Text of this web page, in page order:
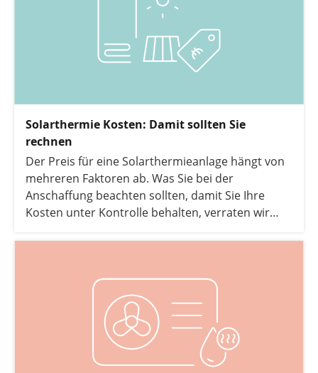
Solarthermie Kosten: Damit sollten Sie
rechnen
Der Preis für eine Solarthermieanlage hängt von
mehreren Faktoren ab. Was Sie bei der
Anschaffung beachten sollten, damit Sie Ihre
Kosten unter Kontrolle behalten, verraten wir